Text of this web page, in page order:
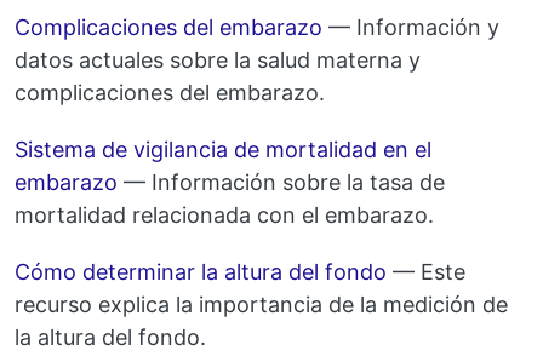
Complicaciones del embarazo — Información y
datos actuales sobre la salud materna y
complicaciones del embarazo.
Sistema de vigilancia de mortalidad en el
embarazo — Información sobre la tasa de
mortalidad relacionada con el embarazo.
Cómo determinar la altura del fondo — Este
recurso explica la importancia de la medición de
la altura del fondo.